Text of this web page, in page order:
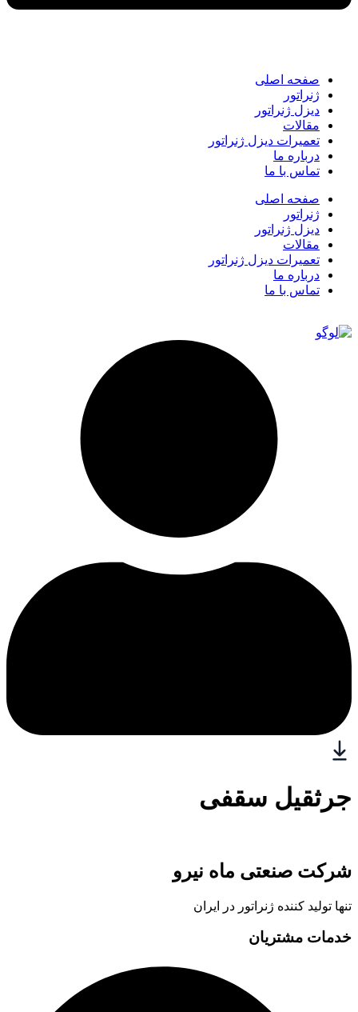
صفحه اصلی
ژنراتور
دیزل ژنراتور
مقالات
تعمیرات دیزل ژنراتور
درباره ما
تماس با ما
صفحه اصلی
ژنراتور
دیزل ژنراتور
مقالات
تعمیرات دیزل ژنراتور
درباره ما
تماس با ما
جرثقیل سقفی
شرکت صنعتی ماه نیرو
تنها تولید کننده ژنراتور در ایران
خدمات مشتریان